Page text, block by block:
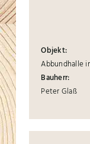
Objekt:
Abbundhalle
Bauherr:
Peter Glaß